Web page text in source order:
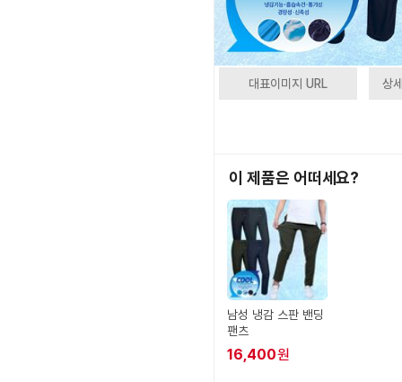
대표이미지 URL 상
이 제품은 어떠세요?
남성 냉감 스판 밴딩
팬츠
16,400원